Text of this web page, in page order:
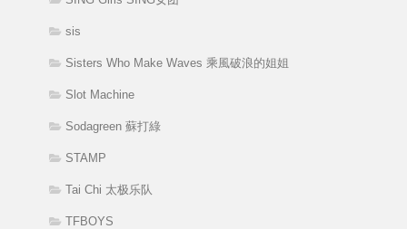
sis
Sisters Who Make Waves 乘風破浪的姐姐
Slot Machine
Sodagreen 蘇打綠
STAMP
Tai Chi 太极乐队
TFBOYS